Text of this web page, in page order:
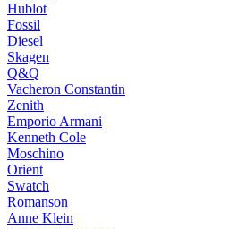
Hublot
Fossil
Diesel
Skagen
Q&Q
Vacheron Constantin
Zenith
Emporio Armani
Kenneth Cole
Moschino
Orient
Swatch
Romanson
Anne Klein